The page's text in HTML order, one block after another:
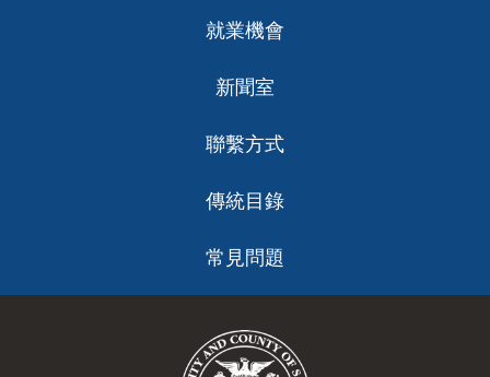
就業機會
新聞室
聯繫方式
傳統目錄
常見問題